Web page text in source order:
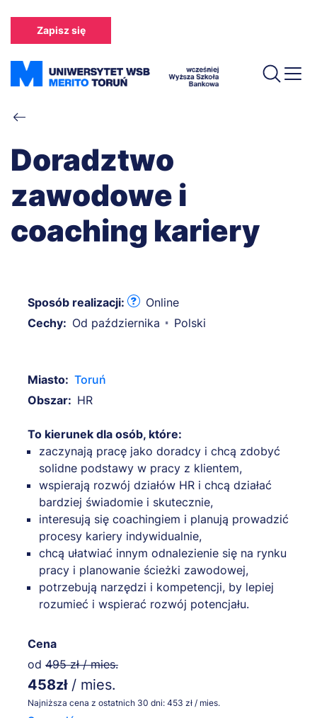
treści
Zapisz się
Ścieżka
nawigacyjna
Doradztwo
zawodowe i
coaching kariery
Sposób realizacji:
Online
Cechy: Od października Polski
Miasto: Toruń
Obszar: HR
To kierunek dla osób, które:
zaczynają pracę jako doradcy i chcą zdobyć
solidne podstawy w pracy z klientem,
wspierają rozwój działów HR i chcą działać
bardziej świadomie i skutecznie,
interesują się coachingiem i planują prowadzić
procesy kariery indywidualnie,
chcą ułatwiać innym odnalezienie się na rynku
pracy i planowanie ścieżki zawodowej,
potrzebują narzędzi i kompetencji, by lepiej
rozumieć i wspierać rozwój potencjału.
Cena
od 495 zł / mies.
458zł / mies.
Najniższa cena z ostatnich 30 dni: 453 zł / mies.